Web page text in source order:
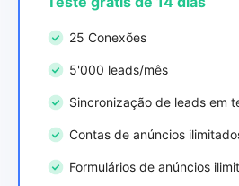
25 Conexões
5'000 leads/mês
Sincronização de leads em
Contas de anúncios
Formulários de anúncios